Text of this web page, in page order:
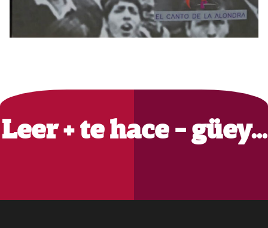
Primary
Sidebar
Leer + te hace - güey…